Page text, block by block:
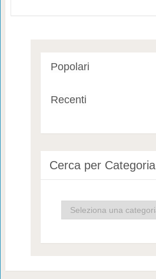
Popolari
Recenti
Cerca per Categoria
Cerca
per